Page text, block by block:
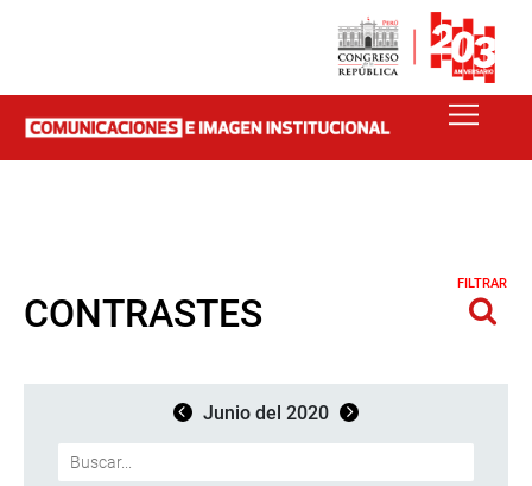
CONTRASTES
FILTRAR
Junio del 2020